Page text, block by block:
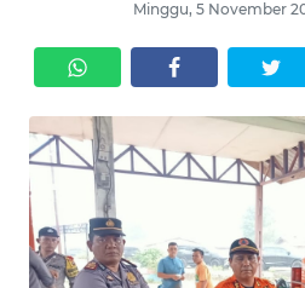
Minggu, 5 November
SERBI
OPINI
Informasi
INDEKS
BERITA